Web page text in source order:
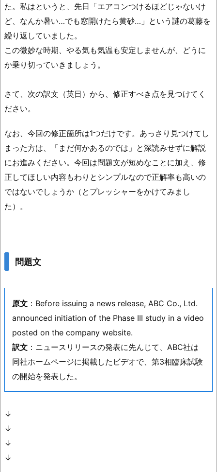
た。私はというと、先日「エアコンつけるほどじゃないけ
ど、なんか暑い…でも窓開けたら黄砂…」という謎の葛藤を
繰り返していました。
この微妙な時期、やる気も気温も安定しませんが、どうに
か乗り切っていきましょう。
さて、次の訳文（英日）から、修正すべき点を見つけてく
ださい。
なお、今回の修正箇所は1つだけです。あっさり見つけてし
まった方は、「まだ何かあるのでは」と深読みせずに解説
にお進みください。今回は問題文が短めなことに加え、修
正してほしい内容もわりとシンプルなので正解率も高いの
ではないでしょうか（とプレッシャーをかけてみまし
た）。
問題文
原文 ：Before issuing a news release, ABC Co., Ltd.
announced initiation of the Phase III study in a video
posted on the company website.
訳文 ：ニュースリリースの発表に先んじて、ABC社は
同社ホームページに掲載したビデオで、第3相臨床試験
の開始を発表した。
↓
↓
↓
↓